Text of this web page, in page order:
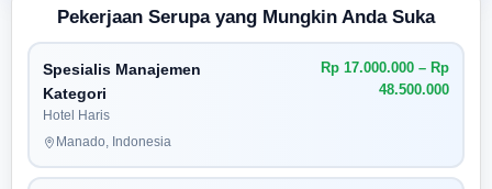
Pekerjaan Serupa yang Mungkin Anda Suka
Spesialis Manajemen
Kategori
Hotel Haris
Rp 17.000.000 – Rp
48.500.000
Manado, Indonesia